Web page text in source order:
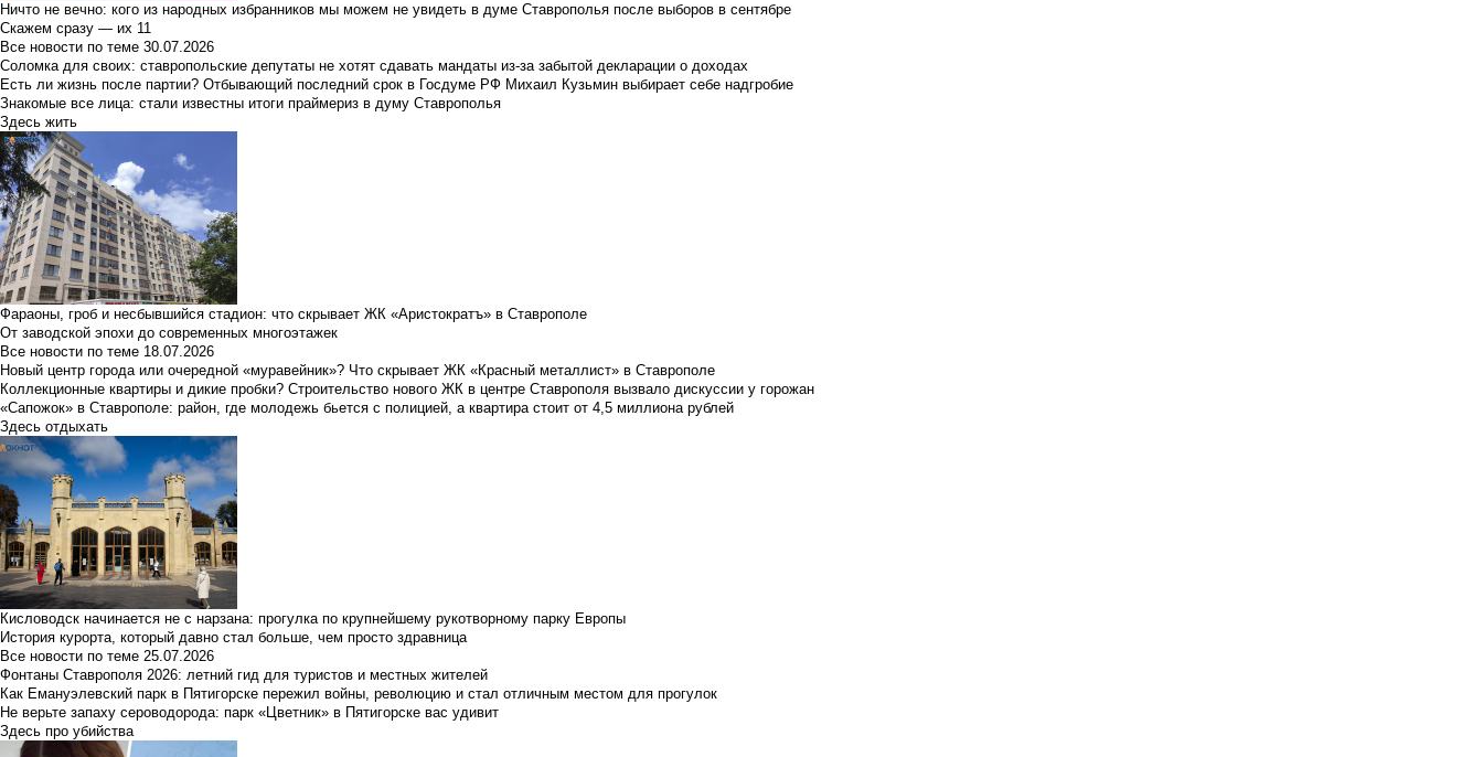
Ничто не вечно: кого из народных избранников мы можем не увидеть в думе Ставрополья после выборов в сентябре
Скажем сразу — их 11
Все новости по теме 30.07.2026
Соломка для своих: ставропольские депутаты не хотят сдавать мандаты из-за забытой декларации о доходах
Есть ли жизнь после партии? Отбывающий последний срок в Госдуме РФ Михаил Кузьмин выбирает себе надгробие
Знакомые все лица: стали известны итоги праймериз в думу Ставрополья
Здесь жить
Фараоны, гроб и несбывшийся стадион: что скрывает ЖК «Аристократъ» в Ставрополе
От заводской эпохи до современных многоэтажек
Все новости по теме 18.07.2026
Новый центр города или очередной «муравейник»? Что скрывает ЖК «Красный металлист» в Ставрополе
Коллекционные квартиры и дикие пробки? Строительство нового ЖК в центре Ставрополя вызвало дискуссии у горожан
«Сапожок» в Ставрополе: район, где молодежь бьется с полицией, а квартира стоит от 4,5 миллиона рублей
Здесь отдыхать
Кисловодск начинается не с нарзана: прогулка по крупнейшему рукотворному парку Европы
История курорта, который давно стал больше, чем просто здравница
Все новости по теме 25.07.2026
Фонтаны Ставрополя 2026: летний гид для туристов и местных жителей
Как Емануэлевский парк в Пятигорске пережил войны, революцию и стал отличным местом для прогулок
Не верьте запаху сероводорода: парк «Цветник» в Пятигорске вас удивит
Здесь про убийства